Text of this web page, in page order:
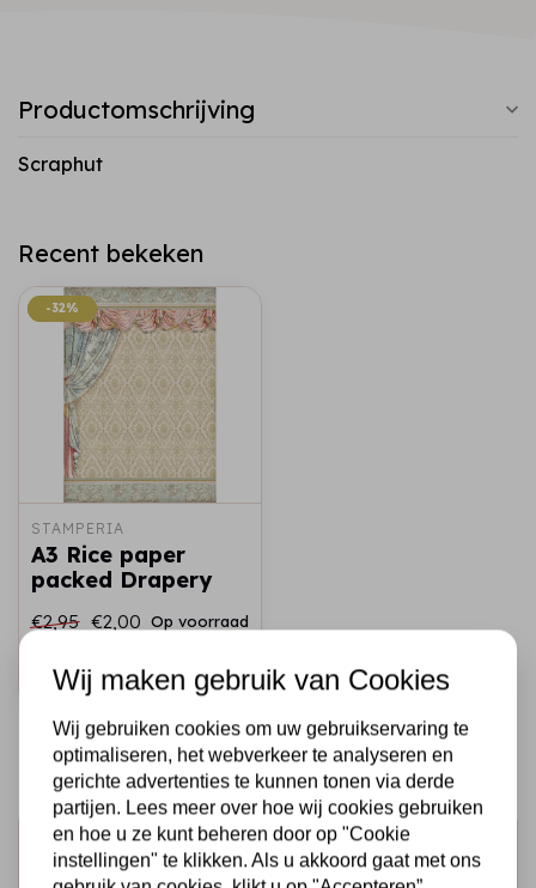
Productomschrijving
Scraphut
Recent bekeken
-32%
-32%
STAMPERIA
A3 Rice paper
packed Drapery
€2,95 €2,00 Op voorraad
Snel toevoegen
Schrijf je in voor de nieuwsbrief
Wij maken gebruik van Cookies
Wij gebruiken cookies om uw gebruikservaring te
optimaliseren, het webverkeer te analyseren en
gerichte advertenties te kunnen tonen via derde
partijen. Lees meer over hoe wij cookies gebruiken
en hoe u ze kunt beheren door op "Cookie
instellingen" te klikken. Als u akkoord gaat met ons